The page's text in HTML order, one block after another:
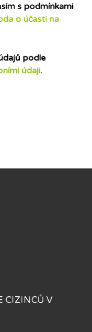
s podmínkami
o účasti na
podle
údaji.
CIZINCŮ V